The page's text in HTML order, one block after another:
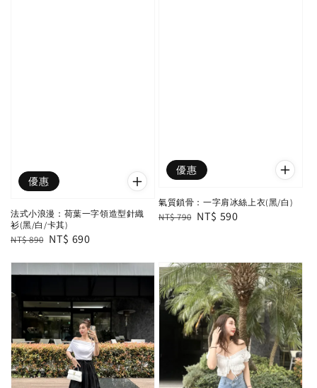
優惠
法式小浪漫：荷葉一字領造型針織
衫(黑/白/卡其)
Regular
NT$ 890 Sale
NT$ 690
優惠
氣質鎖骨：一字肩冰絲上衣(黑/白)
Regular
NT$ 790 Sale
NT$ 590